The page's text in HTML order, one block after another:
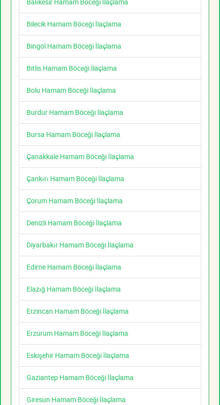
Bilecik Hamam Böceği İlaçlama
Bingöl Hamam Böceği İlaçlama
Bitlis Hamam Böceği İlaçlama
Bolu Hamam Böceği İlaçlama
Burdur Hamam Böceği İlaçlama
Bursa Hamam Böceği İlaçlama
Çanakkale Hamam Böceği İlaçlama
Çankırı Hamam Böceği İlaçlama
Çorum Hamam Böceği İlaçlama
Denizli Hamam Böceği İlaçlama
Diyarbakır Hamam Böceği İlaçlama
Edirne Hamam Böceği İlaçlama
Elazığ Hamam Böceği İlaçlama
Erzincan Hamam Böceği İlaçlama
Erzurum Hamam Böceği İlaçlama
Eskişehir Hamam Böceği İlaçlama
Gaziantep Hamam Böceği İlaçlama
Giresun Hamam Böceği İlaçlama